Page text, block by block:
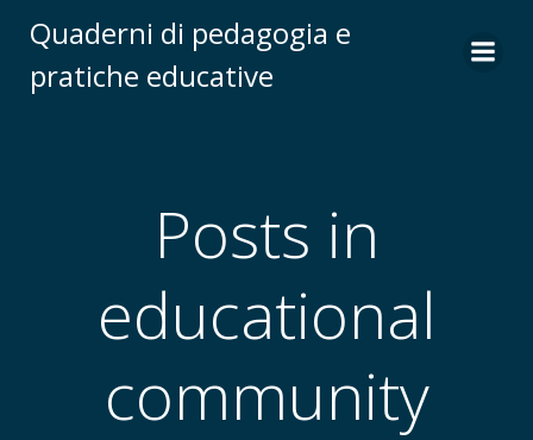
al
contenuto
Quaderni di pedagogia e
pratiche educative
Posts in
educational
community